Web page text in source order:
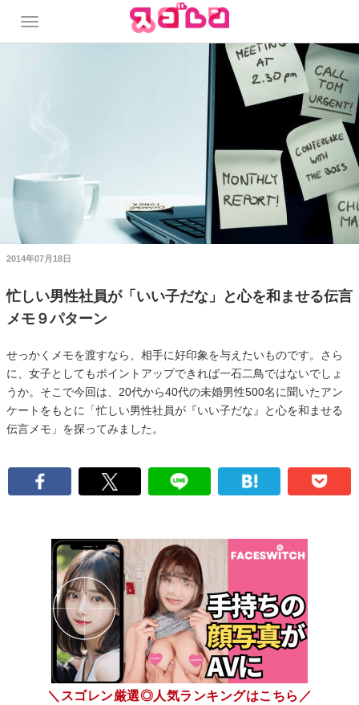
2014年07月18日
忙しい男性社員が「いい子だな」と心を和ませる伝言
メモ９パターン
せっかくメモを渡すなら、相手に好印象を与えたいものです。さら
に、女子としてもポイントアップできれば一石二鳥ではないでしょ
うか。そこで今回は、20代から40代の未婚男性500名に聞いたアン
ケートをもとに「忙しい男性社員が『いい子だな』と心を和ませる
伝言メモ」を探ってみました。
＼スゴレン厳選◎人気ランキングはこちら／